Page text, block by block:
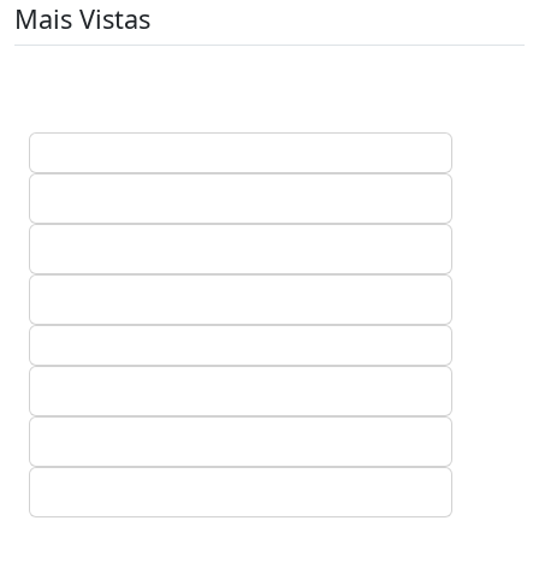
Mais Vistas